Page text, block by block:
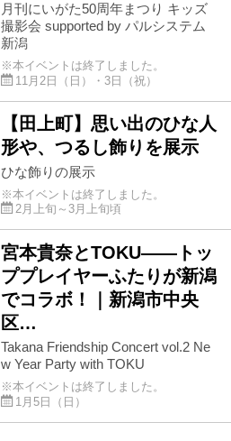
月刊にいがた50周年まつり キッズ
撮影会 supported by パルシステム
新潟
※本イベントは終了しました。
11月2日（日）・3日（祝）
【田上町】思い出のひな人
形や、つるし飾りを展示
ひな飾りの展示
※本イベントは終了しました。
2月上旬～3月上旬頃
宮本貴奈とTOKU――トッ
ププレイヤーふたりが新潟
でコラボ！｜新潟市中央
区…
Takana Friendship Concert vol.2 Ne
w Year Party with TOKU
※本イベントは終了しました。
1月5日（日）